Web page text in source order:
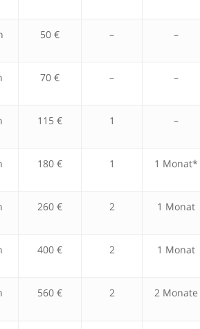
50 € – –
70 € – –
115 € 1 –
180 € 1 1 Monat*
260 € 2 1 Monat
400 € 2 1 Monat
560 € 2 2 Monate